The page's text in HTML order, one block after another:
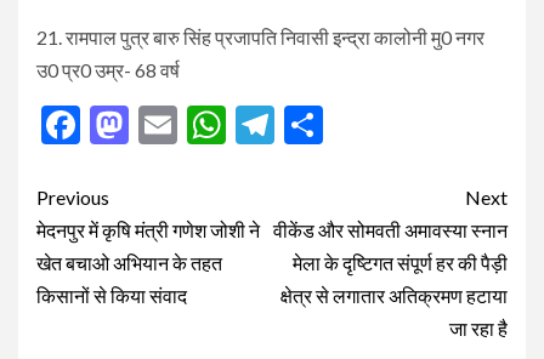
21. रामपाल पुत्र बारु सिंह प्रजापति निवासी इन्द्रा कालोनी मु0 नगर
उ0 प्र0 उम्र- 68 वर्ष
Facebook
Mastodon
EmailWhatsApp
Telegram
Post
navigation
Previous
मेदनपुर में कृषि मंत्री गणेश जोशी ने
खेत बचाओ अभियान के तहत
किसानों से किया संवाद
Next
वीकेंड और सोमवती अमावस्या स्नान
मेला के दृष्टिगत संपूर्ण हर की पैड़ी
क्षेत्र से लगातार अतिक्रमण हटाया
जा रहा है